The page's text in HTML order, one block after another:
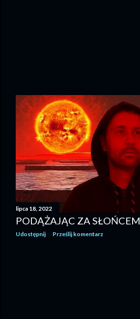
lipca 18, 2022
PODĄŻAJĄC ZA SŁOŃCEM
Udostępnij Prześlij komentarz